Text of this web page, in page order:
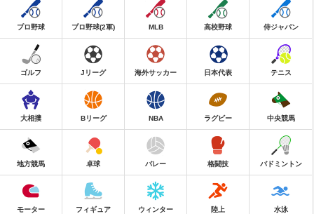
プロ野球 プロ野球(2軍) MLB 高校野球 侍ジャパン
ゴルフ Jリーグ 海外サッカー 日本代表 テニス
大相撲 Bリーグ NBA ラグビー 中央競馬
地方競馬 卓球 バレー 格闘技 バドミントン
モーター フィギュア ウィンター 陸上 水泳